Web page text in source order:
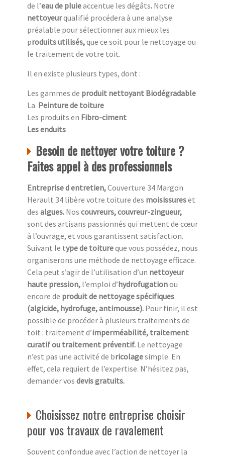
de l’eau de pluieaccentue les dégâts. Notre
nettoyeurqualifié procédera à une analyse
préalable pour sélectionner aux mieux les
produits utilisés,que ce soit pour le nettoyage ou
le traitement de votre toit.
Il en existe plusieurs types, dont :
Les gammes de produit nettoyant Biodégradable
La Peinture de toiture
Les produits en Fibro-ciment
Les enduits
Besoin de nettoyer votre toiture ?
Faites appel à des professionnels
Entreprise d entretien,Couverture 34 Margon
Herault 34 libère votre toiture des moisissureset
des algues. Nos couvreurs, couvreur-zingueur,
sont des artisans passionnés qui mettent de cœur
à l’ouvrage, et vous garantissent satisfaction.
Suivant le type de toitureque vous possédez, nous
organiserons une méthode de nettoyage efficace.
Cela peut s’agir de l’utilisation d’un nettoyeur
haute pression, l’emploi d’hydrofugationou
encore de produit de nettoyage spécifiques
(algicide, hydrofuge, antimousse). Pour finir, il est
possible de procéder à plusieurs traitements de
toit : traitement d’imperméabilité, traitement
curatif ou traitement préventif. Le nettoyage
n’est pas une activité de bricolagesimple. En
effet, cela requiert de l’expertise. N’hésitez pas,
demander vos devis gratuits.
Choisissez notre entreprise choisir
pour vos travaux de ravalement
Souvent confondue avec l’action de nettoyer la